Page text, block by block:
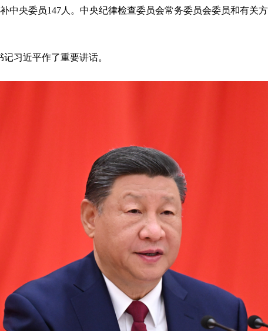
中央委员147人。中央纪律检查委员会常务委员会委员和有关
习近平作了重要讲话。